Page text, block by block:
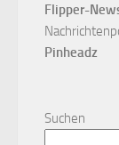
Flipper-
Pinheadz
Suchen